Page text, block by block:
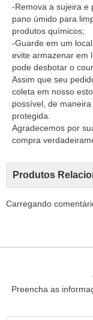
-Remova a sujeira e
pano úmido para
produtos químicos;
-Guarde em um
evite armazenar em
pode desbotar o
Assim que seu
coleta em nosso
possível, de
protegida.
Agradecemos por
compra
Produtos
Carregando
Preencha as